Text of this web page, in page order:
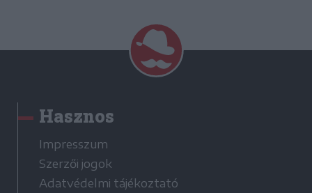
Hasznos
Impresszum
Szerzői jogok
Adatvédelmi tájékoztató